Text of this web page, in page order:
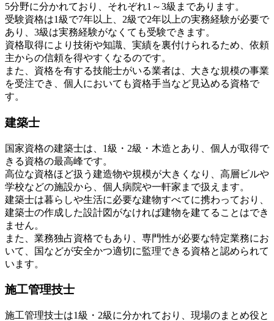
5分野に分かれており、それぞれ1～3級まであります。
受験資格は1級で7年以上、2級で2年以上の実務経験が必要で
あり、3級は実務経験がなくても受験できます。
資格取得により技術や知識、実績を裏付けられるため、依頼
主からの信頼を得やすくなるのです。
また、資格を有する技能士がいる業者は、大きな規模の事業
を受注でき、個人においても資格手当など見込める資格で
す。
建築士
国家資格の建築士は、1級・2級・木造とあり、個人が取得で
きる資格の最高峰です。
高位な資格ほど扱う建造物や規模が大きくなり、高層ビルや
学校などの施設から、個人病院や一軒家まで扱えます。
建築士は暮らしや生活に必要な建物すべてに携わっており、
建築士の作成した設計図がなければ建物を建てることはでき
ません。
また、業務独占資格でもあり、専門性が必要な特定業務にお
いて、国などが安全かつ適切に監理できる資格と認められて
います。
施工管理技士
施工管理技士は1級・2級に分かれており、現場のまとめ役と